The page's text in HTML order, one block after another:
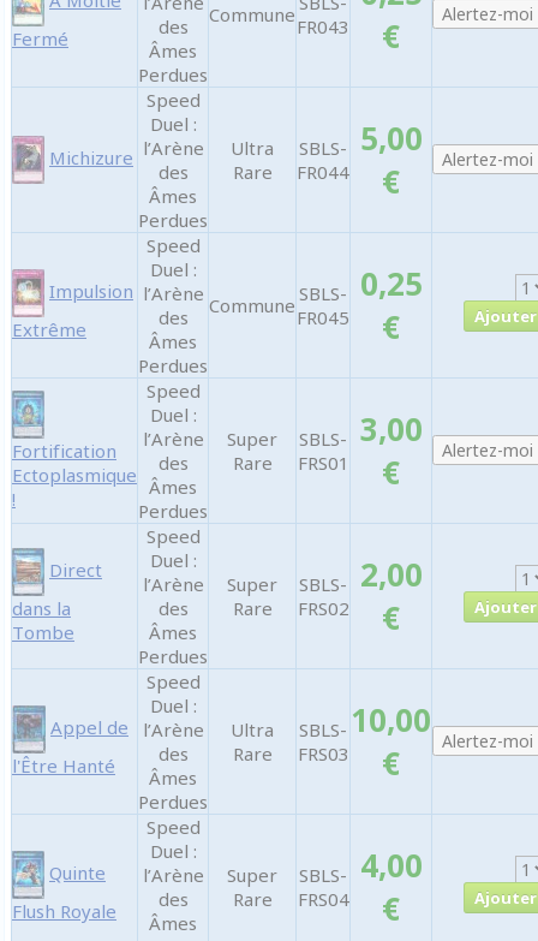
Fermé
des
Âmes
Perdues
CommuneFR043
€
Michizure
Speed
Duel :
l’Arène
des
Âmes
Perdues
Ultra
Rare
SBLS-
FR044
5,00
€
Impulsion
Extrême
Speed
Duel :
l’Arène
des
Âmes
Perdues
Commune SBLS-
FR045
0,25
€
Fortification
Ectoplasmique
!
Speed
Duel :
l’Arène
des
Âmes
Perdues
Super
Rare
SBLS-
FRS01
3,00
€
Direct
dans la
Tombe
Speed
Duel :
l’Arène
des
Âmes
Perdues
Super
Rare
SBLS-
FRS02
2,00
€
Appel de
l'Être Hanté
Speed
Duel :
l’Arène
des
Âmes
Perdues
Ultra
Rare
SBLS-
FRS03
10,00
€
Quinte
Flush Royale
Speed
Duel :
l’Arène
des
Âmes
Super
Rare
SBLS-
FRS04
4,00
€